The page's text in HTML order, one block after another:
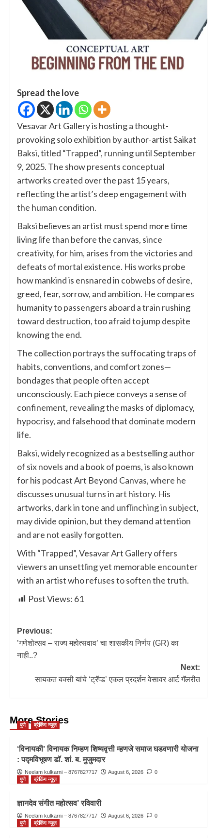
Spread the love
Vesavar Art Gallery is hosting a thought-
provoking solo exhibition by author-artist Saikat
Baksi, titled “Trapped”, running until September
9, 2025. The show presents conceptual
artworks created over the past 15 years,
reflecting the artist’s deep engagement with
the human condition.
Baksi believes an artist must spend more time
living life than before the canvas, since
creativity, for him, arises from the victories and
defeats of mortal existence. His works probe
how mankind is ensnared in cobwebs of desire,
greed, fear, sorrow, and ambition. He compares
humanity to passengers aboard a train rushing
toward destruction, too afraid to jump despite
knowing the end.
The collection portrays the suffocating traps of
habits, conventions, and comfort zones—
bondages that people often accept
unconsciously. Each piece conveys a sense of
confinement, revealing the masks of diplomacy,
hypocrisy, and falsehood that dominate modern
life.
Baksi, widely recognized as a bestselling author
of six novels and a book of poems, is also known
for his podcast Art Beyond Canvas, where he
discusses unusual turns in art history. His
artworks, dark in tone and unflinching in subject,
may divide opinion, but they demand attention
and are not easily forgotten.
With “Trapped”, Vesavar Art Gallery offers
viewers an unsettling yet memorable encounter
with an artist who refuses to soften the truth.
Post Views: 61
Previous:
’गणेशोत्सव – राज्य महोत्सवाव’ चा शासकीय निर्णय (GR) का
नाही..?
Next:
सायकत बक्सी यांचे ‘ट्रॅप्ड’ एकल प्रदर्शन वेसावर आर्ट गॅलरीत
More Stories
पुणे ब्रेकिंग न्यूज़
‘विनायकी’ विनायक निम्हण शिष्यवृत्ती म्हणजे समाज घडवणारी योजना
: पद्मविभूषण डॉ. शां. ब. मुजुमदार
Neelam kulkarni – 8767827717 August 6, 2026
0
पुणे
ब्रेकिंग न्यूज़
ज्ञानदेव संगीत महोत्सव’ रविवारी
Neelam kulkarni – 8767827717 August 6, 2026
0
पुणे
ब्रेकिंग न्यूज़